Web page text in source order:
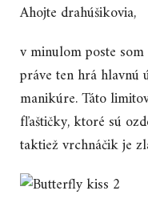
Ahojte drahúšikovia,
v minulom poste
práve ten hrá hlavnú
manikúre. Táto
fľaštičky, ktoré sú
taktiež vrchnáčik je